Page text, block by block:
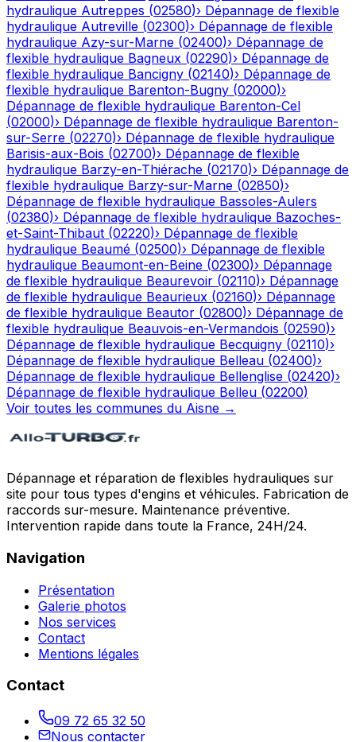
hydraulique Autreppes (02580)› Dépannage de flexible
hydraulique Autreville (02300)› Dépannage de flexible
hydraulique Azy-sur-Marne (02400)› Dépannage de
flexible hydraulique Bagneux (02290)› Dépannage de
flexible hydraulique Bancigny (02140)› Dépannage de
flexible hydraulique Barenton-Bugny (02000)›
Dépannage de flexible hydraulique Barenton-Cel
(02000)› Dépannage de flexible hydraulique Barenton-
sur-Serre (02270)› Dépannage de flexible hydraulique
Barisis-aux-Bois (02700)› Dépannage de flexible
hydraulique Barzy-en-Thiérache (02170)› Dépannage de
flexible hydraulique Barzy-sur-Marne (02850)›
Dépannage de flexible hydraulique Bassoles-Aulers
(02380)› Dépannage de flexible hydraulique Bazoches-
et-Saint-Thibaut (02220)› Dépannage de flexible
hydraulique Beaumé (02500)› Dépannage de flexible
hydraulique Beaumont-en-Beine (02300)› Dépannage
de flexible hydraulique Beaurevoir (02110)› Dépannage
de flexible hydraulique Beaurieux (02160)› Dépannage
de flexible hydraulique Beautor (02800)› Dépannage de
flexible hydraulique Beauvois-en-Vermandois (02590)›
Dépannage de flexible hydraulique Becquigny (02110)›
Dépannage de flexible hydraulique Belleau (02400)›
Dépannage de flexible hydraulique Bellenglise (02420)›
Dépannage de flexible hydraulique Belleu (02200)
Voir toutes les communes du Aisne →
Dépannage et réparation de flexibles hydrauliques sur
site pour tous types d'engins et véhicules. Fabrication de
raccords sur-mesure. Maintenance préventive.
Intervention rapide dans toute la France, 24H/24.
Navigation
Présentation
Galerie photos
Nos services
Contact
Mentions légales
Contact
09 72 65 32 50
Nous contacter